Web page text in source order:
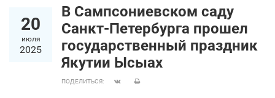
20
июля
2025
В Сампсониевском саду
Санкт‑Петербурга прошел
государственный праздник
Якутии Ысыах
ПОДЕЛИТЬСЯ: